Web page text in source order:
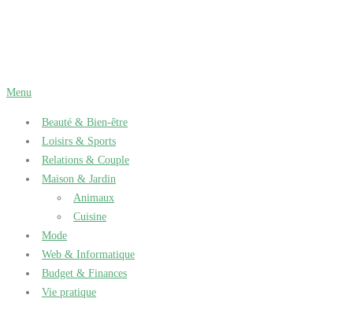
Menu
Beauté & Bien-être
Loisirs & Sports
Relations & Couple
Maison & Jardin
Animaux
Cuisine
Mode
Web & Informatique
Budget & Finances
Vie pratique